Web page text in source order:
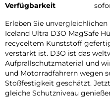
Verfügbarkeit
Erleben Sie
Iceland Ultra D3O MagSafe
recyceltem Kunststoff
verstärkt ist. D3O ist das
Aufprallschutzmaterial und
und Motorradfahrern wegen
Stoßfestigkeit geschätzt.
gleiche Schutzniveau